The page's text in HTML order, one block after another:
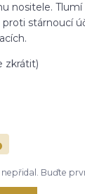
nositele.
stárnoucí
zkrátit)
Buďte